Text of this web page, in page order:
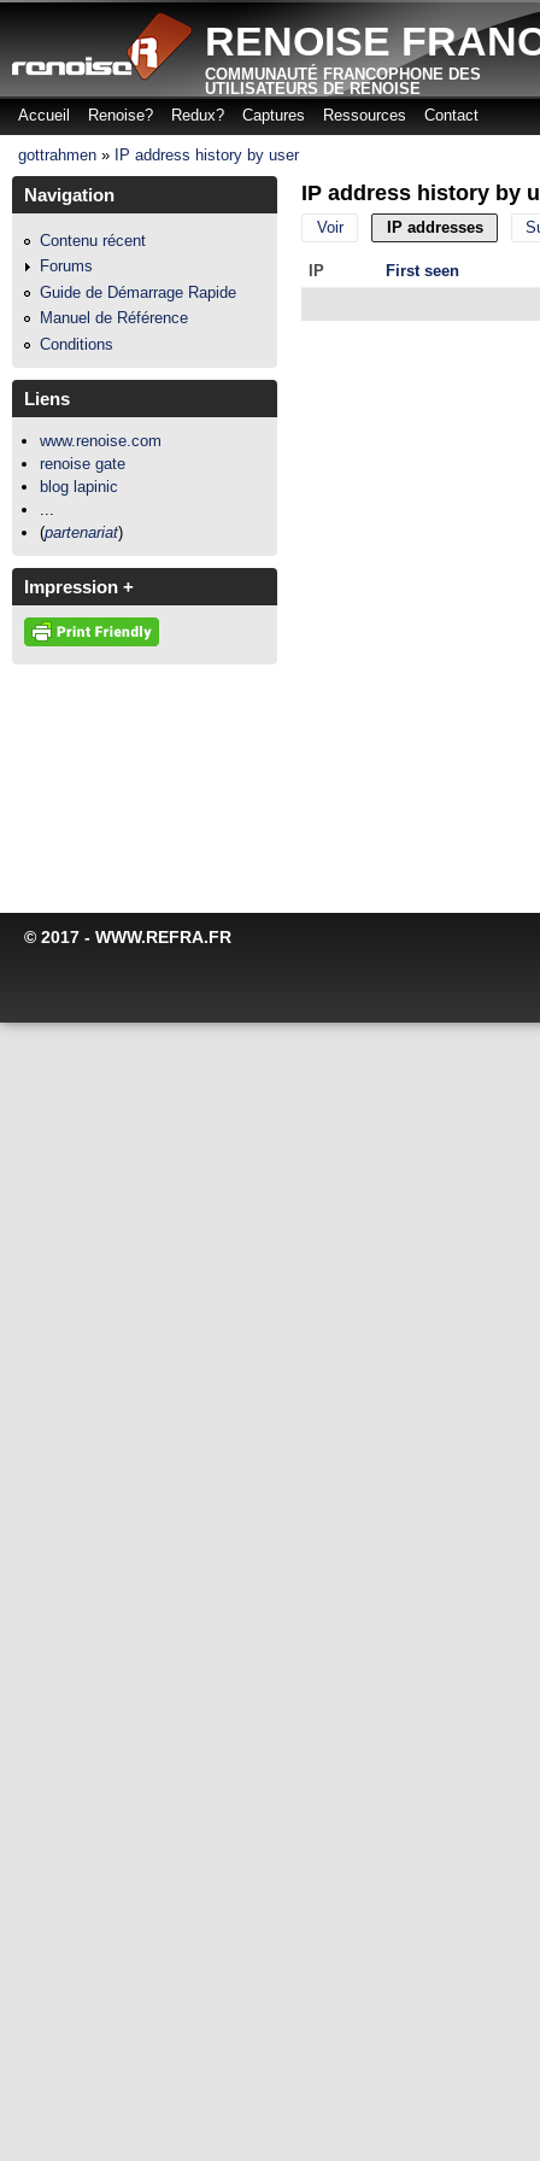
RENOISE
COMMUNAUTÉ FRANCOPHONE DES
UTILISATEURS DE RENOISE
Menu principal
Accueil Renoise? Redux? Captures Ressources Contact
Vous êtes ici
gottrahmen » IP address history by user
IP address history by
Onglets principaux
Voir IP addresses(onglet
IP First seen
Navigation
Contenu récent
Forums
Guide de Démarrage Rapide
Manuel de Référence
Conditions
Liens
www.renoise.com
renoise gate
blog lapinic
(partenariat)
Impression +
© 2017 - WWW.REFRA.FR